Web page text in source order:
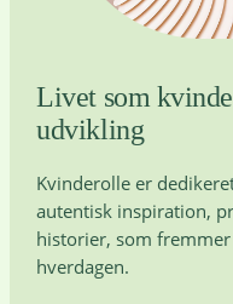
Livet som
udvikling
Kvinderolle er
autentisk inspiration,
historier, som
hverdagen.